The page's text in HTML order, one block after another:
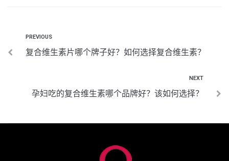
PREVIOUS
复合维生素片哪个牌子好？如何选择复合维生素？
NEXT
孕妇吃的复合维生素哪个品牌好？该如何选择？